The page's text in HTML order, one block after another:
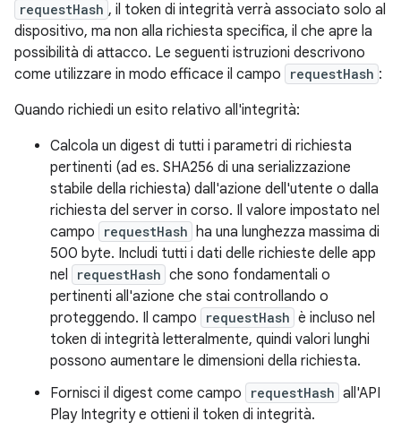
requestHash , il token di integrità verrà associato solo al
dispositivo, ma non alla richiesta specifica, il che apre la
possibilità di attacco. Le seguenti istruzioni descrivono
come utilizzare in modo efficace il campo
requestHash :
Quando richiedi un esito relativo all'integrità:
Calcola un digest di tutti i parametri di richiesta
pertinenti (ad es. SHA256 di una serializzazione
stabile della richiesta) dall'azione dell'utente o dalla
richiesta del server in corso. Il valore impostato nel
campo
requestHash ha una lunghezza massima di
500 byte. Includi tutti i dati delle richieste delle app
nel
requestHash che sono fondamentali o
pertinenti all'azione che stai controllando o
proteggendo. Il campo
requestHash è incluso nel
token di integrità letteralmente, quindi valori lunghi
possono aumentare le dimensioni della richiesta.
Fornisci il digest come campo
requestHash all'API
Play Integrity e ottieni il token di integrità.